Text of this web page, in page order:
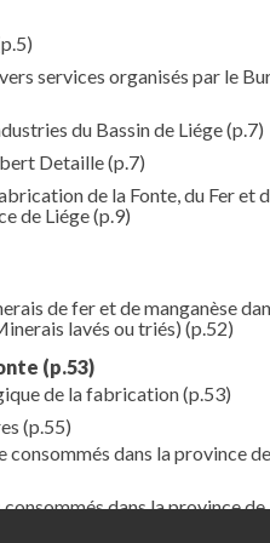
services organisés par le
du Bassin de Liége(p.7)
Detaille(p.7)
de la Fonte, du Fer et
de Liége(p.9)
de fer et de manganèse
lavés ou triés) (p.52)
(p.53)
de la fabrication(p.53)
(p.55)
consommés dans la province de
dans la province de